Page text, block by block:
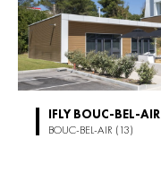
IFLY BOUC-BEL-AIR
BOUC-BEL-AIR (13)